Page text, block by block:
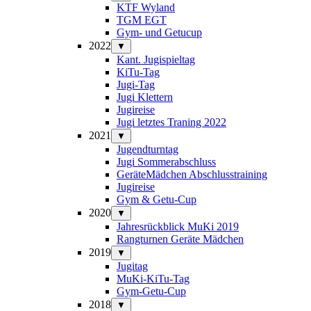
KTF Wyland
TGM EGT
Gym- und Getucup
2022
▼
Kant. Jugispieltag
KiTu-Tag
Jugi-Tag
Jugi Klettern
Jugireise
Jugi letztes Traning 2022
2021
▼
Jugendturntag
Jugi Sommerabschluss
GeräteMädchen Abschlusstraining
Jugireise
Gym & Getu-Cup
2020
▼
Jahresrückblick MuKi 2019
Rangturnen Geräte Mädchen
2019
▼
Jugitag
MuKi-KiTu-Tag
Gym-Getu-Cup
2018
▼